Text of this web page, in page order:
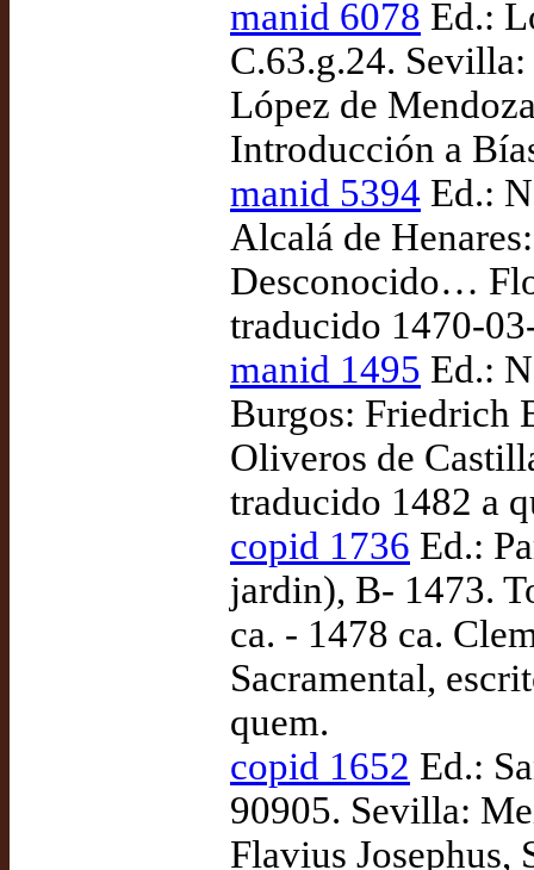
manid 6078 Ed.:
C.63.g.24.
López de
Introducción a
manid 5394 Ed.:
Alcalá de
Desconocido…
traducido 1470-
manid 1495 Ed.:
Burgos: Friedrich
Oliveros de
traducido 1482 a
copid 1736 Ed.:
jardin), B- 1473.
ca. - 1478 ca.
Sacramental,
quem.
copid 1652 Ed.:
90905. Sevilla:
Flavius Josephus,